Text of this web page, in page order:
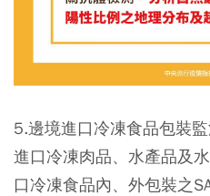
5.邊境進口冷凍食品包裝
進口冷凍肉品、水產品及
口冷凍食品內、外包裝之